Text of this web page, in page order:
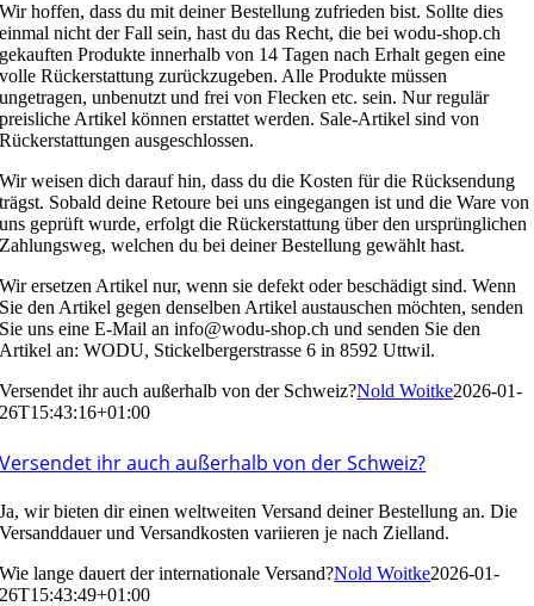
Wir hoffen, dass du mit deiner Bestellung zufrieden bist. Sollte dies
einmal nicht der Fall sein, hast du das Recht, die bei wodu-shop.ch
gekauften Produkte innerhalb von 14 Tagen nach Erhalt gegen eine
volle Rückerstattung zurückzugeben. Alle Produkte müssen
ungetragen, unbenutzt und frei von Flecken etc. sein. Nur regulär
preisliche Artikel können erstattet werden. Sale-Artikel sind von
Rückerstattungen ausgeschlossen.
Wir weisen dich darauf hin, dass du die Kosten für die Rücksendung
trägst. Sobald deine Retoure bei uns eingegangen ist und die Ware von
uns geprüft wurde, erfolgt die Rückerstattung über den ursprünglichen
Zahlungsweg, welchen du bei deiner Bestellung gewählt hast.
Wir ersetzen Artikel nur, wenn sie defekt oder beschädigt sind. Wenn
Sie den Artikel gegen denselben Artikel austauschen möchten, senden
Sie uns eine E-Mail an info@wodu-shop.ch und senden Sie den
Artikel an: WODU, Stickelbergerstrasse 6 in 8592 Uttwil.
Versendet ihr auch außerhalb von der Schweiz?Nold Woitke2026-01-
26T15:43:16+01:00
Versendet ihr auch außerhalb von der Schweiz?
Ja, wir bieten dir einen weltweiten Versand deiner Bestellung an. Die
Versanddauer und Versandkosten variieren je nach Zielland.
Wie lange dauert der internationale Versand?Nold Woitke2026-01-
26T15:43:49+01:00